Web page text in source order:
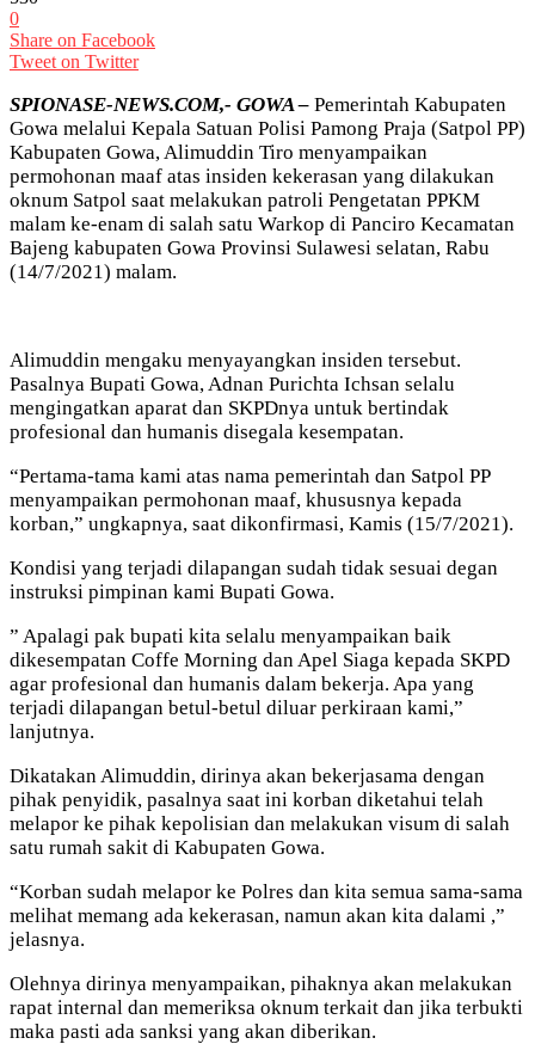
0
Share on Facebook
Tweet on Twitter
SPIONASE-NEWS.COM,- GOWA – Pemerintah Kabupaten
Gowa melalui Kepala Satuan Polisi Pamong Praja (Satpol PP)
Kabupaten Gowa, Alimuddin Tiro menyampaikan
permohonan maaf atas insiden kekerasan yang dilakukan
oknum Satpol saat melakukan patroli Pengetatan PPKM
malam ke-enam di salah satu Warkop di Panciro Kecamatan
Bajeng kabupaten Gowa Provinsi Sulawesi selatan, Rabu
(14/7/2021) malam.
Alimuddin mengaku menyayangkan insiden tersebut.
Pasalnya Bupati Gowa, Adnan Purichta Ichsan selalu
mengingatkan aparat dan SKPDnya untuk bertindak
profesional dan humanis disegala kesempatan.
“Pertama-tama kami atas nama pemerintah dan Satpol PP
menyampaikan permohonan maaf, khususnya kepada
korban,” ungkapnya, saat dikonfirmasi, Kamis (15/7/2021).
Kondisi yang terjadi dilapangan sudah tidak sesuai degan
instruksi pimpinan kami Bupati Gowa.
” Apalagi pak bupati kita selalu menyampaikan baik
dikesempatan Coffe Morning dan Apel Siaga kepada SKPD
agar profesional dan humanis dalam bekerja. Apa yang
terjadi dilapangan betul-betul diluar perkiraan kami,”
lanjutnya.
Dikatakan Alimuddin, dirinya akan bekerjasama dengan
pihak penyidik, pasalnya saat ini korban diketahui telah
melapor ke pihak kepolisian dan melakukan visum di salah
satu rumah sakit di Kabupaten Gowa.
“Korban sudah melapor ke Polres dan kita semua sama-sama
melihat memang ada kekerasan, namun akan kita dalami ,”
jelasnya.
Olehnya dirinya menyampaikan, pihaknya akan melakukan
rapat internal dan memeriksa oknum terkait dan jika terbukti
maka pasti ada sanksi yang akan diberikan.